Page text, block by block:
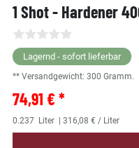
1 Shot - Hardener
Lagernd - sofort lieferbar
** Versandgewicht: 300 Gramm.
74,91 € *
0.237 Liter | 316,08 € / Liter